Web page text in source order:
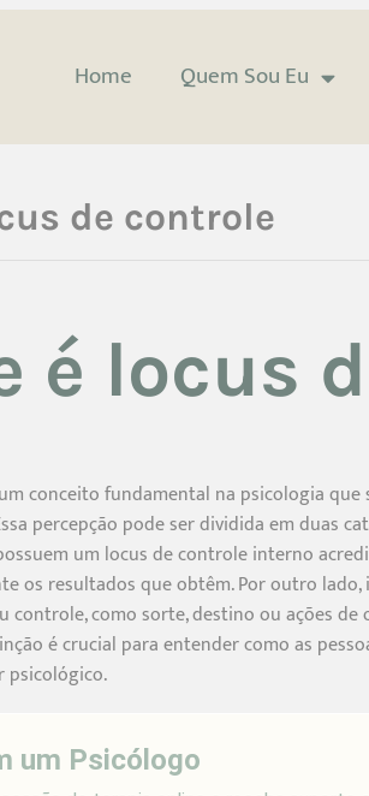
Home Quem Sou Eu
de controle
é locus
conceito fundamental na psicologia
percepção pode ser dividida em duas
um locus de controle interno
os resultados que obtêm. Por outro
controle, como sorte, destino ou ações
é crucial para entender como as
psicológico.
um Psicólogo